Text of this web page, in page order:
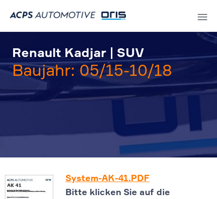
Renault Kadjar | SUV
Baujahr: 05/15-10/18
System-AK-41.PDF
Bitte klicken Sie auf die